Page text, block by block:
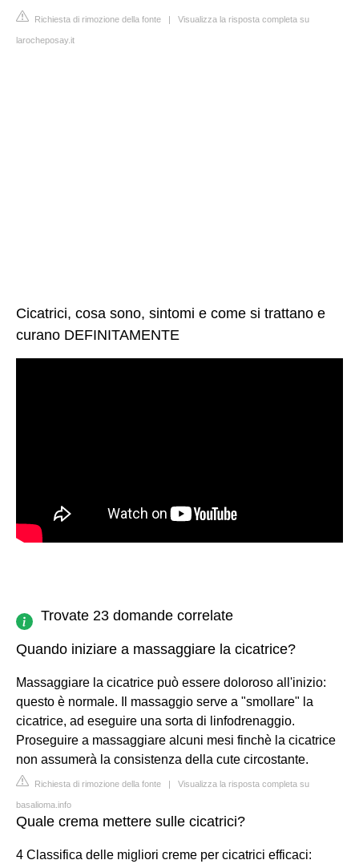
Richiesta di rimozione della fonte | Visualizza la risposta completa su
larocheposay.it
Cicatrici, cosa sono, sintomi e come si trattano e
curano DEFINITAMENTE
Trovate 23 domande correlate
Quando iniziare a massaggiare la cicatrice?
Massaggiare la cicatrice può essere doloroso all'inizio:
questo è normale. Il massaggio serve a "smollare" la
cicatrice, ad eseguire una sorta di linfodrenaggio.
Proseguire a massaggiare alcuni mesi finchè la cicatrice
non assumerà la consistenza della cute circostante.
Richiesta di rimozione della fonte | Visualizza la risposta completa su
basalioma.info
Quale crema mettere sulle cicatrici?
4 Classifica delle migliori creme per cicatrici efficaci: